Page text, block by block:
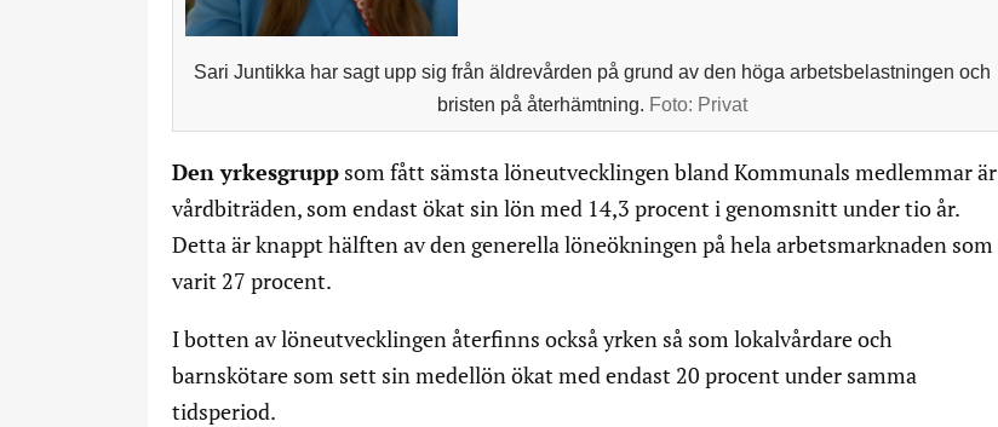
Sari Juntikka har sagt upp sig från äldrevården på grund av den höga arbetsbelastningen och
bristen på återhämtning. Foto: Privat
Den yrkesgrupp som fått sämsta löneutvecklingen bland Kommunals medlemmar är
vårdbiträden, som endast ökat sin lön med 14,3 procent i genomsnitt under tio år.
Detta är knappt hälften av den generella löneökningen på hela arbetsmarknaden som
varit 27 procent.
I botten av löneutvecklingen återfinns också yrken så som lokalvårdare och
barnskötare som sett sin medellön ökat med endast 20 procent under samma
tidsperiod.